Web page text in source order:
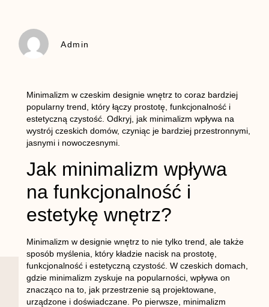
Admin
Minimalizm w czeskim designie wnętrz to coraz bardziej
popularny trend, który łączy prostotę, funkcjonalność i
estetyczną czystość. Odkryj, jak minimalizm wpływa na
wystrój czeskich domów, czyniąc je bardziej przestronnymi,
jasnymi i nowoczesnymi.
Jak minimalizm wpływa
na funkcjonalność i
estetykę wnętrz?
Minimalizm w designie wnętrz to nie tylko trend, ale także
sposób myślenia, który kładzie nacisk na prostotę,
funkcjonalność i estetyczną czystość. W czeskich domach,
gdzie minimalizm zyskuje na popularności, wpływa on
znacząco na to, jak przestrzenie są projektowane,
urządzone i doświadczane. Po pierwsze, minimalizm